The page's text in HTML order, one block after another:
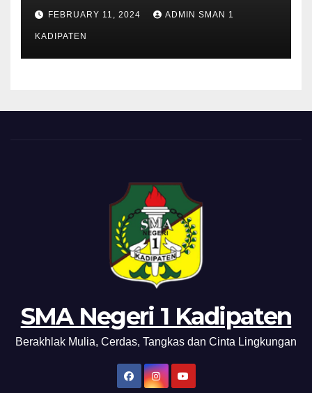
FEBRUARY 11, 2024 ADMIN SMAN 1
KADIPATEN
SMA Negeri 1 Kadipaten
Berakhlak Mulia, Cerdas, Tangkas dan Cinta Lingkungan